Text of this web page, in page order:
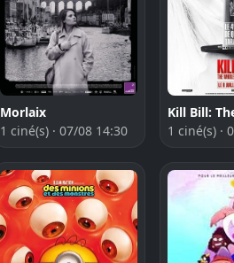
Morlaix
1 ciné(s) · 07/08 14:30
1 ciné(s) ·